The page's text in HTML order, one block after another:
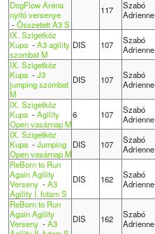
DogFlow Aréna
nyitó versenye
-Összetett A3 S
117
Szabó
Adrienne
IX. Szigetköz
Kupa-A3 agility
szombat M
DIS 107
Szabó
Adrienne
IX. Szigetköz
Kupa-J3
jumping szombat
M
DIS 107
Szabó
Adrienne
IX. Szigetköz
Kupa-Agility
Open vasárnap M
6 107
Szabó
Adrienne
IX. Szigetköz
Kupa-Jumping
Open vasárnap M
DIS 107
Szabó
Adrienne
ReBorn to Run
Again Agility
Verseny -A3
Agility I. futam S
DIS 162
Szabó
Adrienne
ReBorn to Run
Again Agility
Verseny -A3
DIS 162
Szabó
Adrienne